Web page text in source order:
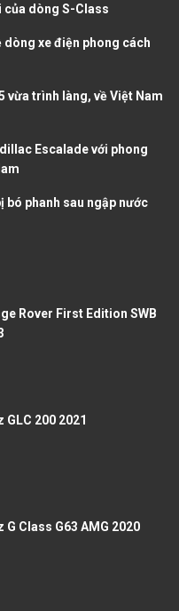
của dòng S-Class
dòng xe điện phong cách
vừa trình làng, về Việt Nam
Escalade với phong
bó phanh sau ngập nước
Rover First Edition SWB
GLC 200 2021
G Class G63 AMG 2020